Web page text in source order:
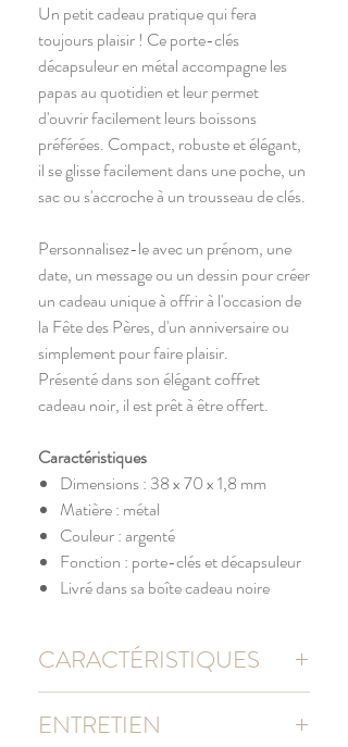
Un petit cadeau pratique qui fera
toujours plaisir ! Ce porte-clés
décapsuleur en métal accompagne les
papas au quotidien et leur permet
d'ouvrir facilement leurs boissons
préférées. Compact, robuste et élégant,
il se glisse facilement dans une poche, un
sac ou s'accroche à un trousseau de clés.
Personnalisez-le avec un prénom, une
date, un message ou un dessin pour créer
un cadeau unique à offrir à l'occasion de
la Fête des Pères, d'un anniversaire ou
simplement pour faire plaisir.
Présenté dans son élégant coffret
cadeau noir, il est prêt à être offert.
Caractéristiques
Dimensions : 38 x 70 x 1,8 mm
Matière : métal
Couleur : argenté
Fonction : porte-clés et décapsuleur
Livré dans sa boîte cadeau noire
CARACTÉRISTIQUES
Épaisseur : 2 mm
ENTRETIEN